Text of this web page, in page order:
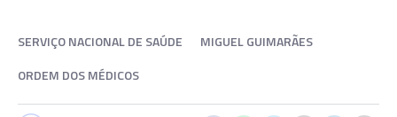
SERVIÇO NACIONAL DE SAÚDE
MIGUEL GUIMARÃES
ORDEM DOS MÉDICOS